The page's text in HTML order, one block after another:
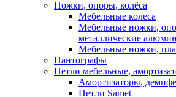
Ножки, опоры, колёса
Мебельные колеса
Мебельные ножки,
металлические
Мебельные ножки,
Пантографы
Петли мебельные,
Амортизаторы,
Петли Samet